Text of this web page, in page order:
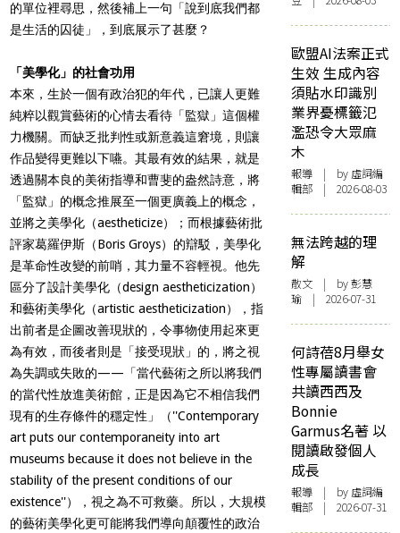
的單位裡尋思，然後補上一句「說到底我們都
是生活的囚徒」，到底展示了甚麼？
「美學化」的社會功用
本來，生於一個有政治犯的年代，已讓人更難
純粹以觀賞藝術的心情去看待「監獄」這個權
力機關。而缺乏批判性或新意義這窘境，則讓
作品變得更難以下嚥。其最有效的結果，就是
透過關本良的美術指導和曹斐的盎然詩意，將
「監獄」的概念推展至一個更廣義上的概念，
並將之美學化（aestheticize）；而根據藝術批
評家葛羅伊斯（Boris Groys）的辯駁，美學化
是革命性改變的前哨，其力量不容輕視。他先
區分了設計美學化（design aestheticization）
和藝術美學化（artistic aestheticization），指
出前者是企圖改善現狀的，令事物使用起來更
為有效，而後者則是「接受現狀」的，將之視
為失調或失敗的——「當代藝術之所以將我們
的當代性放進美術館，正是因為它不相信我們
現有的生存條件的穩定性」（''Contemporary
art puts our contemporaneity into art
museums because it does not believe in the
stability of the present conditions of our
existence''），視之為不可救藥。所以，大規模
的藝術美學化更可能將我們導向顛覆性的政治
歐盟AI法案正式
生效 生成內容
須貼水印識別
業界憂標籤氾
濫恐令大眾麻
木
報導 | by 虛詞編
輯部 | 2026-08-03
無法跨越的理
解
散文 | by 彭慧
瑜 | 2026-07-31
何詩蓓8月舉女
性專屬讀書會
共讀西西及
Bonnie
Garmus名著 以
閱讀啟發個人
成長
報導 | by 虛詞編
輯部 | 2026-07-31